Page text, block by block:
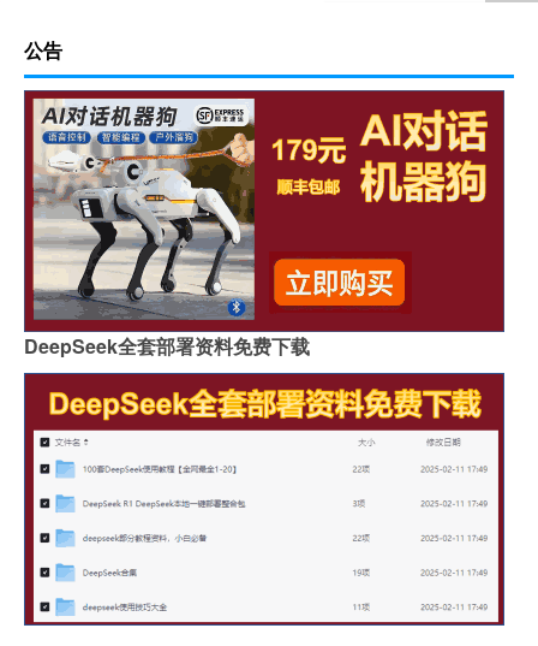
公告
DeepSeek全套部署资料免费下载